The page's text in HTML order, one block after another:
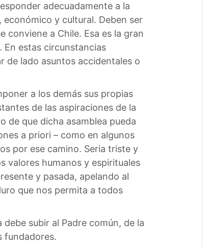
adecuadamente a la
y cultural. Deben ser
a Chile. Esa es la gran
estas circunstancias
de lado asuntos accidentales o
a los demás sus propias
de las aspiraciones de la
de que dicha asamblea pueda
a priori – como en algunos
por ese camino. Seria triste y
valores humanos y espirituales
y pasada, apelando al
que nos permita a todos
subir al Padre común, de la
fundadores.